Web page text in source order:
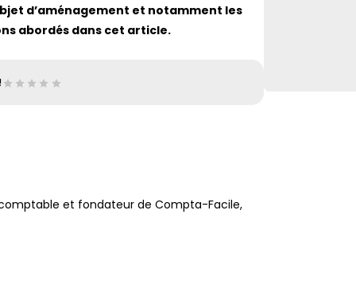
d’aménagement et notamment les
abordés dans cet article.
et fondateur de Compta-Facile,